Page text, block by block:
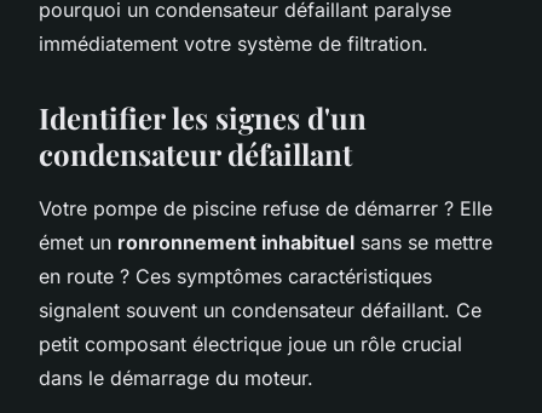
pourquoi un condensateur défaillant paralyse
immédiatement votre système de filtration.
Identifier les signes d'un
condensateur défaillant
Votre pompe de piscine refuse de démarrer ? Elle
émet un ronronnement inhabituel sans se mettre
en route ? Ces symptômes caractéristiques
signalent souvent un condensateur défaillant. Ce
petit composant électrique joue un rôle crucial
dans le démarrage du moteur.